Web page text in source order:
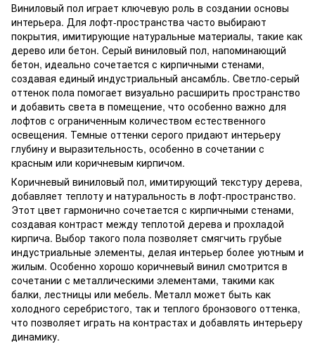
Виниловый пол играет ключевую роль в создании основы
интерьера. Для лофт-пространства часто выбирают
покрытия, имитирующие натуральные материалы, такие как
дерево или бетон. Серый виниловый пол, напоминающий
бетон, идеально сочетается с кирпичными стенами,
создавая единый индустриальный ансамбль. Светло-серый
оттенок пола помогает визуально расширить пространство
и добавить света в помещение, что особенно важно для
лофтов с ограниченным количеством естественного
освещения. Темные оттенки серого придают интерьеру
глубину и выразительность, особенно в сочетании с
красным или коричневым кирпичом.
Коричневый виниловый пол, имитирующий текстуру дерева,
добавляет теплоту и натуральность в лофт-пространство.
Этот цвет гармонично сочетается с кирпичными стенами,
создавая контраст между теплотой дерева и прохладой
кирпича. Выбор такого пола позволяет смягчить грубые
индустриальные элементы, делая интерьер более уютным и
жилым. Особенно хорошо коричневый винил смотрится в
сочетании с металлическими элементами, такими как
балки, лестницы или мебель. Металл может быть как
холодного серебристого, так и теплого бронзового оттенка,
что позволяет играть на контрастах и добавлять интерьеру
динамику.